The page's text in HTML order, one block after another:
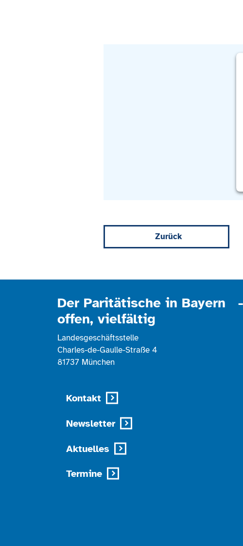
Zurück
Der Paritätische in Bayern
offen, vielfältig
Landesgeschäftsstelle
Charles-de-Gaulle-Straße 4
81737 München
Kontakt
Newsletter
Aktuelles
Termine